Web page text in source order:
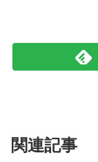
関連記事